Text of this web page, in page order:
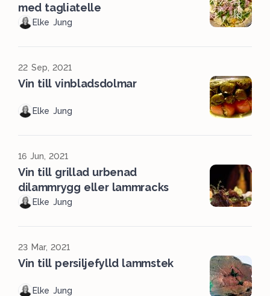
med tagliatelle
Elke Jung
22 Sep, 2021
Vin till vinbladsdolmar
Elke Jung
16 Jun, 2021
Vin till grillad urbenad
dilammrygg eller lammracks
Elke Jung
23 Mar, 2021
Vin till persiljefylld lammstek
Elke Jung